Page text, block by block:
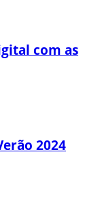
com as
2024